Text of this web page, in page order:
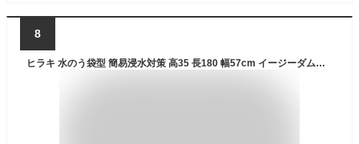
8
ヒラキ 水のう袋型 簡易浸水対策 高35 長180 幅57cm イージーダム【簡単 早い 水のう 土不要 土のう 土嚢 砂袋 の代わり 災害 水害 浸水 対策 防災 水 止め 止水 漏水 雨水侵入 防災用品 防災グッズ ゲリラ豪雨 台風対策】【おしゃれ おすすめ】[CB99]